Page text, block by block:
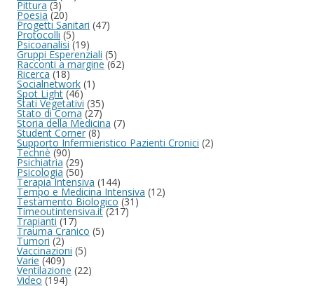
Pittura(3)
Poesia (20)
Progetti Sanitari (47)
Protocolli(5)
Psicoanalisi (19)
Gruppi Esperenziali (5)
Racconti a margine (62)
Ricerca(18)
Socialnetwork (1)
Spot Light(46)
Stati Vegetativi (35)
Stato di Coma(27)
Storia della Medicina (7)
Student Corner(8)
Supporto Infermieristico Pazienti Cronici (2)
Technè(90)
Psichiatria (29)
Psicologia (50)
Terapia Intensiva (144)
Tempo e Medicina Intensiva (12)
Testamento Biologico(31)
Timeoutintensiva.it(217)
Trapianti(17)
Trauma Cranico (5)
Tumori(2)
Vaccinazioni (5)
Varie(409)
Ventilazione (22)
Video(194)